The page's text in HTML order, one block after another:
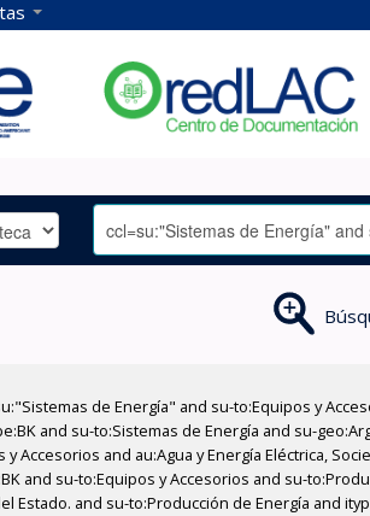
de Energía" and su-to:Equipos y
and su-to:Sistemas de Energía and su-
Accesorios and au:Agua y Energía Eléctrica,
and su-to:Equipos y Accesorios and su-
Estado. and su-to:Producción de Energía and